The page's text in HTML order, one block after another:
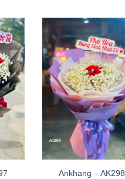
Ankhang – AK298